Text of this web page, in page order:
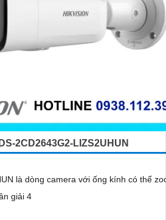
2CD2643G2-LIZS2UHUN
là dòng camera với ống kính có thể
giải 4